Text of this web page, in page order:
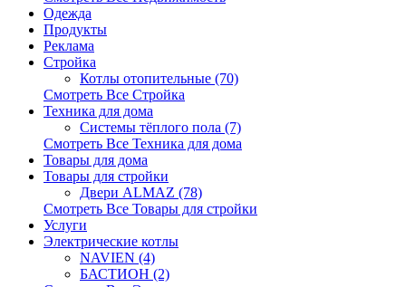
Одежда
Продукты
Реклама
Стройка
Котлы отопительные (70)
Смотреть Все Стройка
Техника для дома
Системы тёплого пола (7)
Смотреть Все Техника для дома
Товары для дома
Товары для стройки
Двери ALMAZ (78)
Смотреть Все Товары для стройки
Услуги
Электрические котлы
NAVIEN (4)
БАСТИОН (2)